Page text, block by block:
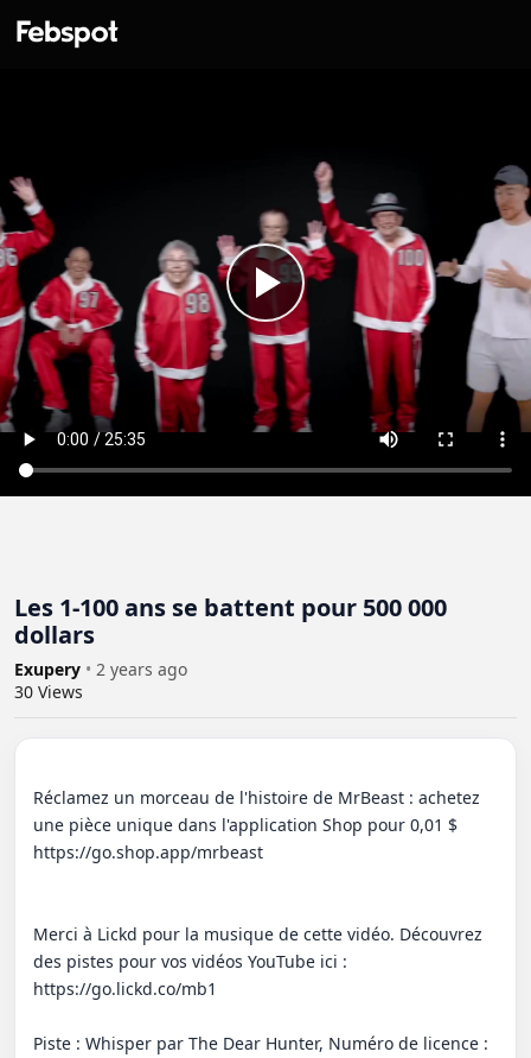
Les 1-100 ans se battent pour 500 000
dollars
Exupery • 2 years ago
30 Views
Réclamez un morceau de l'histoire de MrBeast : achetez
une pièce unique dans l'application Shop pour 0,01 $
https://go.shop.app/mrbeast
Merci à Lickd pour la musique de cette vidéo. Découvrez
des pistes pour vos vidéos YouTube ici :
https://go.lickd.co/mb1
Piste : Whisper par The Dear Hunter, Numéro de licence :